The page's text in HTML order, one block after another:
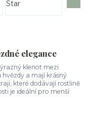
elegance
klenot mezi
hvězdy a mají krásný
které dodávají rostlině
je ideální pro menší